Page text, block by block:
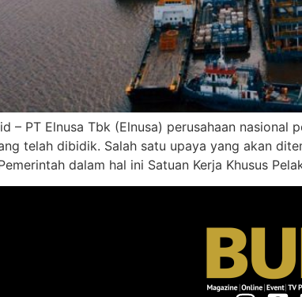
– PT Elnusa Tbk (Elnusa) perusahaan
telah dibidik. Salah satu upaya yang akan
dalam hal ini Satuan Kerja Khusus